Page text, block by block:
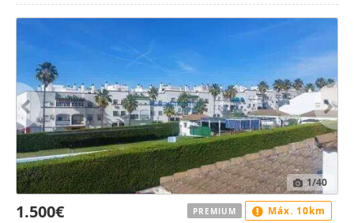
1/40
1.500€ PREMIUM Máx. 10km